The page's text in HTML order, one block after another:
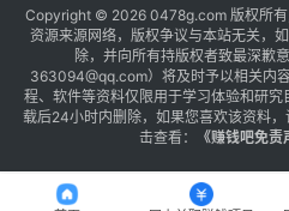
Copyright © 2026 0478g.com 版权所
资源来源网络，版权争议与本站无关，
除，并向所有持版权者致最深歉
363094@qq.com）将及时予以相关内
程、软件等资料仅限用于学习体验和研
载后24小时内删除，如果您喜欢该资料
击查看：
《赚钱吧免责